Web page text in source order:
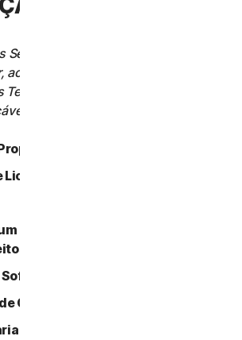
DE SOFTWARE
Serviços, o Utilizador tiver de
aceder ou utilizar Software num
de Licença de Software
a essa utilização.
da NortonLifeLock.
único dispositivo: apenas uma
de backup ou arquivo permitida.
Conteúdo Automáticas.
de Software.